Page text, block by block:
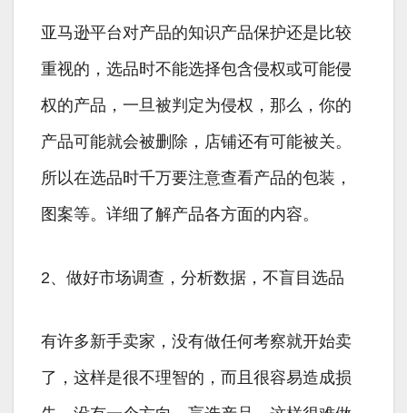
亚马逊平台对产品的知识产品保护还是比较
重视的，选品时不能选择包含侵权或可能侵
权的产品，一旦被判定为侵权，那么，你的
产品可能就会被删除，店铺还有可能被关。
所以在选品时千万要注意查看产品的包装，
图案等。详细了解产品各方面的内容。
2、做好市场调查，分析数据，不盲目选品
有许多新手卖家，没有做任何考察就开始卖
了，这样是很不理智的，而且很容易造成损